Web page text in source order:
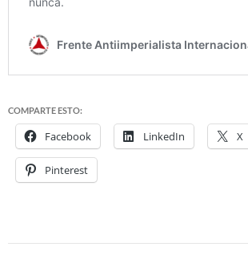
COMPARTE ESTO:
Facebook LinkedIn X
Pinterest